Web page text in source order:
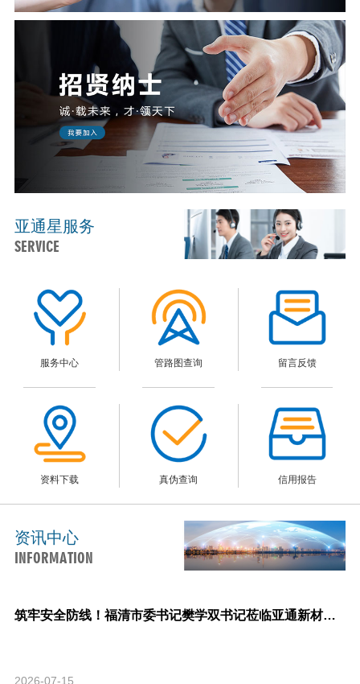
亚通星服务
SERVICE
服务中心 管路图查询 留言反馈
资料下载 真伪查询 信用报告
资讯中心
INFORMATION
筑牢安全防线！福清市委书记樊学双书记莅临亚通新材料调研指导安全生产与生产经营工作！
2026-07-15